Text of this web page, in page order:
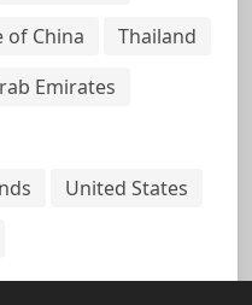
of China
Thailand
Emirates
United States